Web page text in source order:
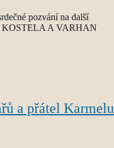
pozvání na další
A VARHAN
a přátel Karmelu